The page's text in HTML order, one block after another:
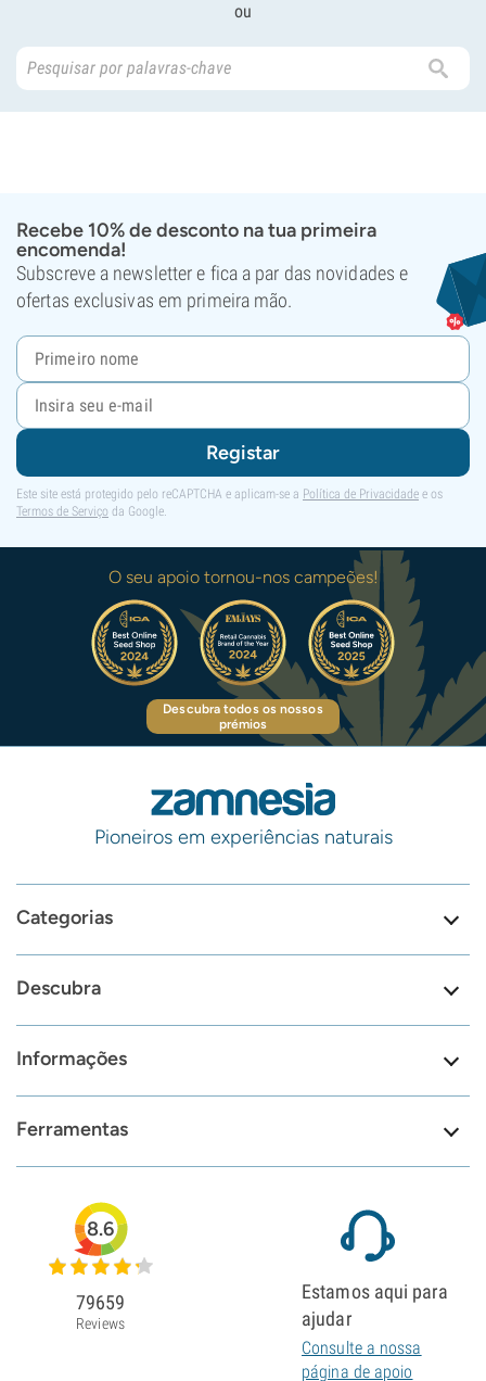
ou
Recebe 10% de desconto na tua primeira
encomenda!
Subscreve a newsletter e fica a par das novidades e
ofertas exclusivas em primeira mão.
Registar
Este site está protegido pelo reCAPTCHA e aplicam-se a Política de Privacidade e os
Termos de Serviço da Google.
O seu apoio tornou-nos campeões!
Descubra todos os nossos
prémios
Pioneiros em experiências naturais
Categorias
Descubra
Informações
Ferramentas
8.6
79659
Reviews
Estamos aqui para
ajudar
Consulte a nossa
página de apoio